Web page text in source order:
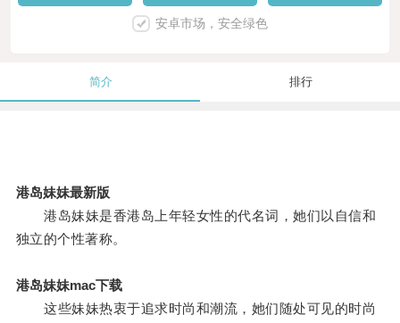
安卓市场，安全绿色
简介 排行
港岛妹妹最新版
港岛妹妹是香港岛上年轻女性的代名词，她们以自信和
独立的个性著称。
港岛妹妹mac下载
这些妹妹热衷于追求时尚和潮流，她们随处可见的时尚